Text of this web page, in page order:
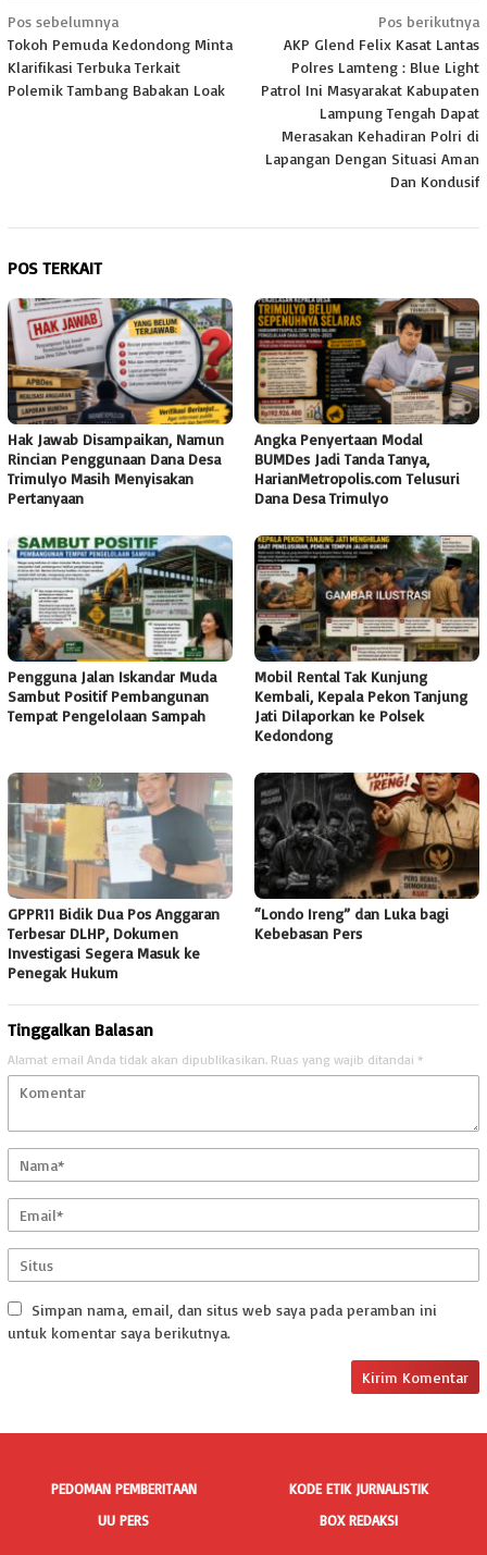
Navigasi
pos
Pos sebelumnya
Tokoh Pemuda Kedondong Minta
Klarifikasi Terbuka Terkait
Polemik Tambang Babakan Loak
Pos berikutnya
AKP Glend Felix Kasat Lantas
Polres Lamteng : Blue Light
Patrol Ini Masyarakat Kabupaten
Lampung Tengah Dapat
Merasakan Kehadiran Polri di
Lapangan Dengan Situasi Aman
Dan Kondusif
POS TERKAIT
Hak Jawab Disampaikan, Namun
Rincian Penggunaan Dana Desa
Trimulyo Masih Menyisakan
Pertanyaan
Angka Penyertaan Modal
BUMDes Jadi Tanda Tanya,
HarianMetropolis.com Telusuri
Dana Desa Trimulyo
Pengguna Jalan Iskandar Muda
Sambut Positif Pembangunan
Tempat Pengelolaan Sampah
Mobil Rental Tak Kunjung
Kembali, Kepala Pekon Tanjung
Jati Dilaporkan ke Polsek
Kedondong
GPPR11 Bidik Dua Pos Anggaran
Terbesar DLHP, Dokumen
Investigasi Segera Masuk ke
Penegak Hukum
“Londo Ireng” dan Luka bagi
Kebebasan Pers
Tinggalkan Balasan
Alamat email Anda tidak akan dipublikasikan. Ruas yang wajib ditandai *
Simpan nama, email, dan situs web saya pada peramban ini
untuk komentar saya berikutnya.
PEDOMAN PEMBERITAAN
KODE ETIK JURNALISTIK
UU PERS
BOX REDAKSI